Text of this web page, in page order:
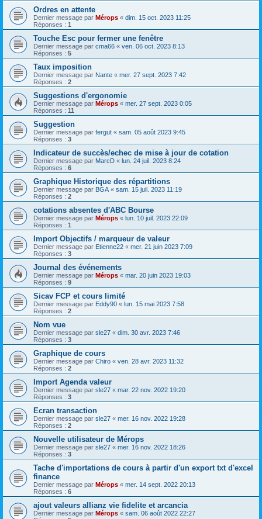
Ordres en attente
Dernier message par Mérops « dim. 15 oct. 2023 11:25
Réponses : 1
Touche Esc pour fermer une fenêtre
Dernier message par cma66 « ven. 06 oct. 2023 8:13
Réponses : 5
Taux imposition
Dernier message par Nante « mer. 27 sept. 2023 7:42
Réponses : 2
Suggestions d'ergonomie
Dernier message par Mérops « mer. 27 sept. 2023 0:05
Réponses : 11
Suggestion
Dernier message par fergut « sam. 05 août 2023 9:45
Réponses : 3
Indicateur de succès/echec de mise à jour de cotation
Dernier message par MarcD « lun. 24 juil. 2023 8:24
Réponses : 6
Graphique Historique des répartitions
Dernier message par BGA « sam. 15 juil. 2023 11:19
Réponses : 2
cotations absentes d'ABC Bourse
Dernier message par Mérops « lun. 10 juil. 2023 22:09
Réponses : 1
Import Objectifs / marqueur de valeur
Dernier message par Etienne22 « mer. 21 juin 2023 7:09
Réponses : 3
Journal des événements
Dernier message par Mérops « mar. 20 juin 2023 19:03
Réponses : 9
Sicav FCP et cours limité
Dernier message par Eddy90 « lun. 15 mai 2023 7:58
Réponses : 2
Nom vue
Dernier message par sle27 « dim. 30 avr. 2023 7:46
Réponses : 3
Graphique de cours
Dernier message par Chiro « ven. 28 avr. 2023 11:32
Réponses : 2
Import Agenda valeur
Dernier message par sle27 « mar. 22 nov. 2022 19:20
Réponses : 3
Ecran transaction
Dernier message par sle27 « mer. 16 nov. 2022 19:28
Réponses : 2
Nouvelle utilisateur de Mérops
Dernier message par sle27 « mer. 16 nov. 2022 18:26
Réponses : 3
Tache d'importations de cours à partir d'un export txt d'excel
finance
Dernier message par Mérops « mer. 14 sept. 2022 20:13
Réponses : 6
ajout valeurs allianz vie fidelite et arcancia
Dernier message par Mérops « sam. 06 août 2022 22:27